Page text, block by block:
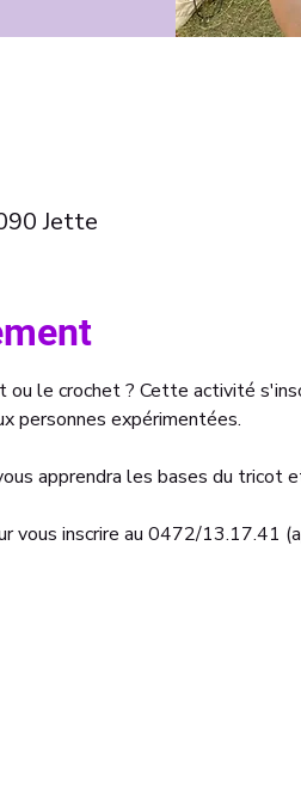
Jette
ou le crochet ? Cette activité
personnes expérimentées.
apprendra les bases du tricot
vous inscrire au 0472/13.17.41